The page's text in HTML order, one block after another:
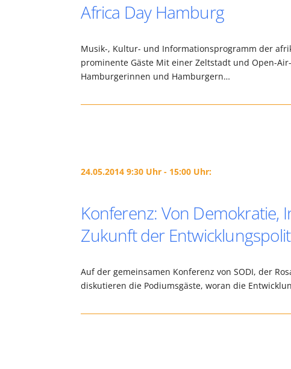
Africa Day Hamburg
Musik-, Kultur- und Informationsprogramm der
prominente Gäste Mit einer Zeltstadt und Open-
Hamburgerinnen und Hamburgern…
24.05.2014 9:30 Uhr - 15:00 Uhr:
Konferenz: Von Demokratie,
Zukunft der
Auf der gemeinsamen Konferenz von SODI, der
diskutieren die Podiumsgäste, woran die